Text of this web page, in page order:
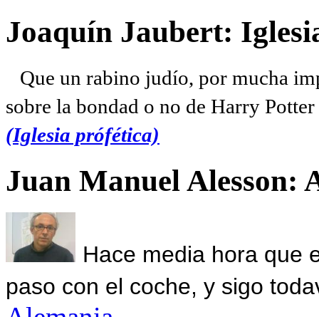
Joaquín Jaubert:
Que un rabino judío, por mucha
sobre la bondad o no de Harry
(Iglesia prófética)
Juan Manuel Alesson:
Hace media hora que
paso con el coche, y sigo